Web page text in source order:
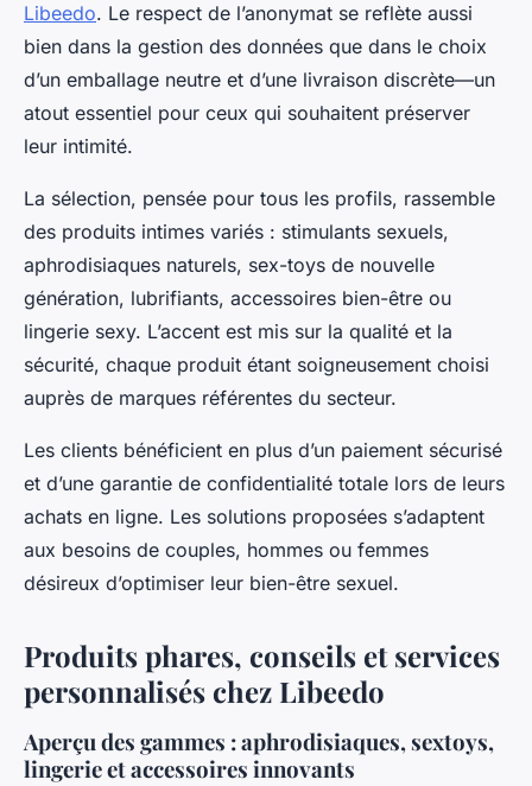
Libeedo. Le respect de l’anonymat se reflète aussi
bien dans la gestion des données que dans le choix
d’un emballage neutre et d’une livraison discrète—un
atout essentiel pour ceux qui souhaitent préserver
leur intimité.
La sélection, pensée pour tous les profils, rassemble
des produits intimes variés : stimulants sexuels,
aphrodisiaques naturels, sex-toys de nouvelle
génération, lubrifiants, accessoires bien-être ou
lingerie sexy. L’accent est mis sur la qualité et la
sécurité, chaque produit étant soigneusement choisi
auprès de marques référentes du secteur.
Les clients bénéficient en plus d’un paiement sécurisé
et d’une garantie de confidentialité totale lors de leurs
achats en ligne. Les solutions proposées s’adaptent
aux besoins de couples, hommes ou femmes
désireux d’optimiser leur bien-être sexuel.
Produits phares, conseils et services
personnalisés chez Libeedo
Aperçu des gammes : aphrodisiaques, sextoys,
lingerie et accessoires innovants